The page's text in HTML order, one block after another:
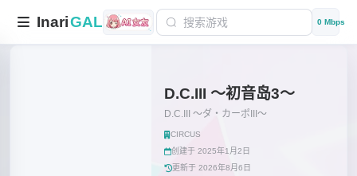
InariGAL 0 Mbps
D.C.III ～初音岛3～
D.C.III ～ダ・カーポIII～
CIRCUS
创建于 2025年1月2日
更新于 2026年8月6日